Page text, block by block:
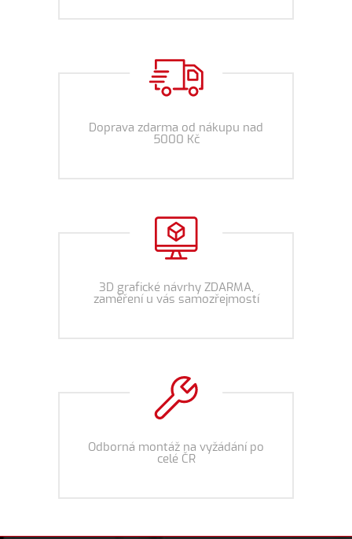
Doprava zdarma od nákupu nad
5000 Kč
3D grafické návrhy ZDARMA,
zaměření u vás samozřejmostí
Odborná montáž na vyžádání po
celé ČR